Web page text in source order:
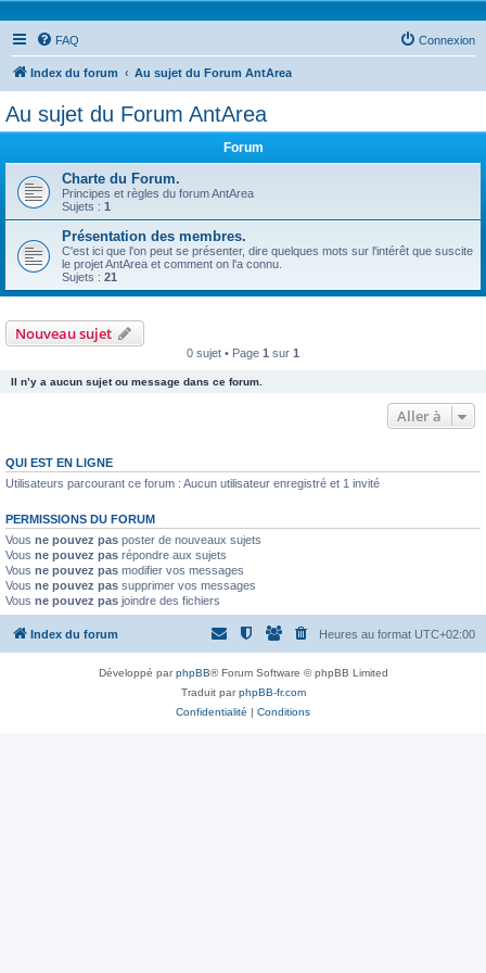
FAQ Connexion
Index du forum Au sujet du Forum AntArea
Au sujet du Forum AntArea
Forum
Charte du Forum.
Principes et règles du forum AntArea
Sujets : 1
Présentation des membres.
C'est ici que l'on peut se présenter, dire quelques mots sur l'intérêt que suscite
le projet AntArea et comment on l'a connu.
Sujets : 21
Nouveau sujet
0 sujet • Page 1 sur 1
Il n’y a aucun sujet ou message dans ce forum.
Aller à
QUI EST EN LIGNE
Utilisateurs parcourant ce forum : Aucun utilisateur enregistré et 1 invité
PERMISSIONS DU FORUM
Vous ne pouvez pas poster de nouveaux sujets
Vous ne pouvez pas répondre aux sujets
Vous ne pouvez pas modifier vos messages
Vous ne pouvez pas supprimer vos messages
Vous ne pouvez pas joindre des fichiers
Index du forum Heures au format UTC+02:00
Développé parphpBB® Forum Software © phpBB Limited
Traduit parphpBB-fr.com
Confidentialité | Conditions